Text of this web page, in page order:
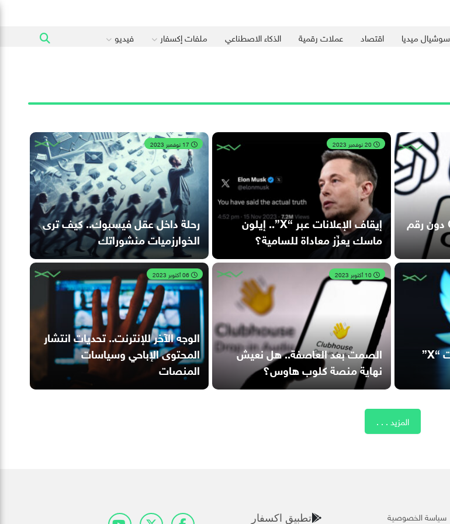
سوشيال ميديا اقتصاد عملات رقمية الذكاء الاصطناعي ملفات إكسفار فيديو
كيفية استخدام ChatGPT دون رقم
إيقاف الإعلانات عبر “X”.. إيلون
ماسك يعزّز معاداة للسامية؟
رحلة داخل عقل فيسبوك.. كيف ترى
الخوارزميات منشوراتك
عام من الشراء.. أين وصلت “X”
الصمت بعد العاصفة.. هل نعيش
نهاية منصة كلوب هاوس؟
الوجه الآخر للإنترنت.. تحديات انتشار
المحتوى الإباحي وسياسات
المنصات
المزيد . . .
سياسة الخصوصية تطبيق اكسفار